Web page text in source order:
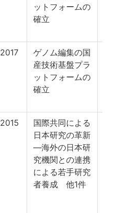
ットフォームの
確立
2017
ゲノム編集の国
産技術基盤プラ
ットフォームの
確立
2015
国際共同による
日本研究の革新
―海外の日本研
究機関との連携
による若手研究
者養成 他1件